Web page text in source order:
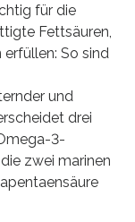
für die
Fettsäuren,
So sind
und
drei
3-
zwei marinen